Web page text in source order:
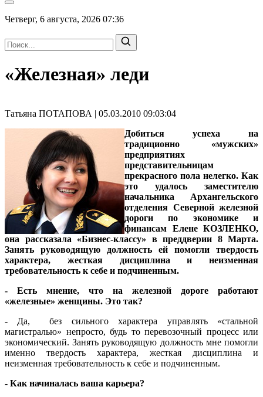
Четверг, 6 августа, 2026 07:36
«Железная» леди
Татьяна ПОТАПОВА | 05.03.2010 09:03:04
Добиться успеха на
традиционно «мужских»
предприятиях
представительницам
прекрасного пола нелегко. Как
это удалось заместителю
начальника Архангельского
отделения Северной железной
дороги по экономике и
финансам Елене КОЗЛЕНКО,
она рассказала «Бизнес-классу» в преддверии 8 Марта.
Занять руководящую должность ей помогли твердость
характера, жесткая дисциплина и неизменная
требовательность к себе и подчиненным.
- Есть мнение, что на железной дороге работают
«железные» женщины. Это так?
- Да, без сильного характера управлять «стальной
магистралью» непросто, будь то перевозочный процесс или
экономический. Занять руководящую должность мне помогли
именно твердость характера, жесткая дисциплина и
неизменная требовательность к себе и подчиненным.
- Как начиналась ваша карьера?